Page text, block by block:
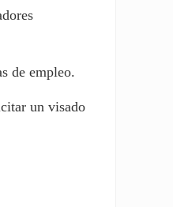
de empleo.
un visado